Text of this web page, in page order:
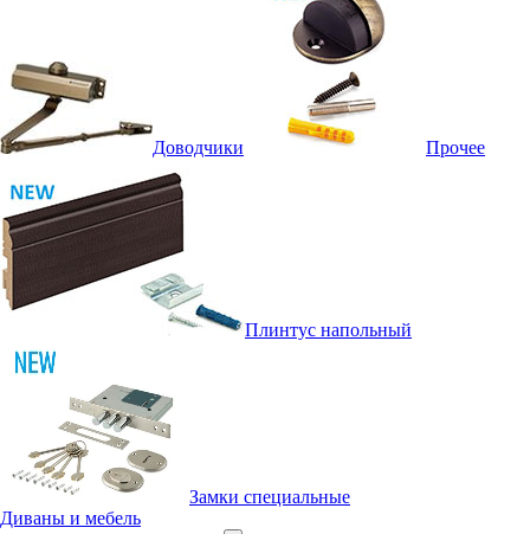
Доводчики Прочее
Плинтус напольный
Замки специальные
Диваны и мебель